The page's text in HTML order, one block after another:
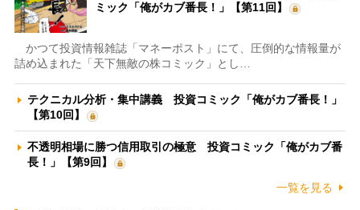
ミック「俺がカブ番長！」【第11回】
かつて投資情報雑誌「マネーポスト」にて、圧倒的な情報量が
詰め込まれた「天下無敵の株コミック」とし…
テクニカル分析・集中講義 投資コミック「俺がカブ番長！」
【第10回】
不透明相場に勝つ信用取引の極意 投資コミック「俺がカブ番
長！」【第9回】
一覧を見る